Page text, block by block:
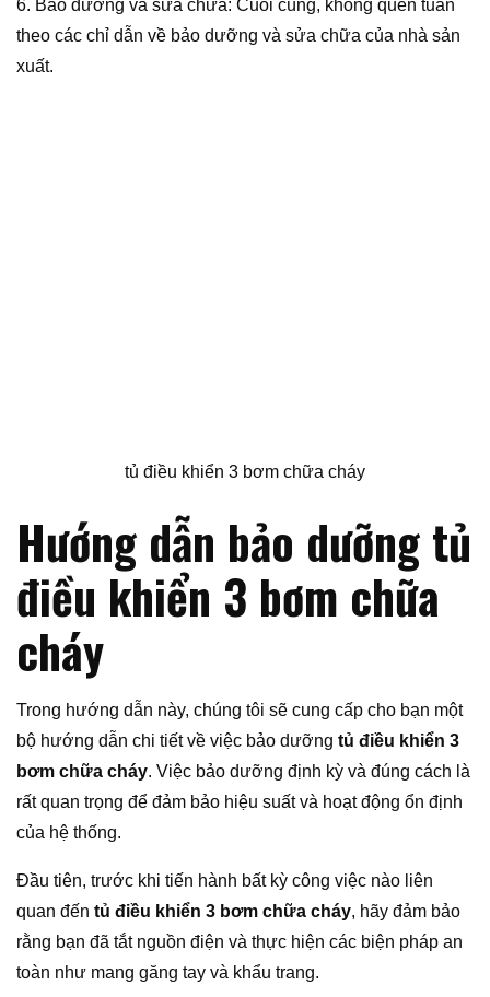
6. Bảo dưỡng và sửa chữa: Cuối cùng, không quên tuân
theo các chỉ dẫn về bảo dưỡng và sửa chữa của nhà sản
xuất.
tủ điều khiển 3 bơm chữa cháy
Hướng dẫn bảo dưỡng tủ
điều khiển 3 bơm chữa
cháy
Trong hướng dẫn này, chúng tôi sẽ cung cấp cho bạn một
bộ hướng dẫn chi tiết về việc bảo dưỡng tủ điều khiển 3
bơm chữa cháy. Việc bảo dưỡng định kỳ và đúng cách là
rất quan trọng để đảm bảo hiệu suất và hoạt động ổn định
của hệ thống.
Đầu tiên, trước khi tiến hành bất kỳ công việc nào liên
quan đến tủ điều khiển 3 bơm chữa cháy, hãy đảm bảo
rằng bạn đã tắt nguồn điện và thực hiện các biện pháp an
toàn như mang găng tay và khẩu trang.